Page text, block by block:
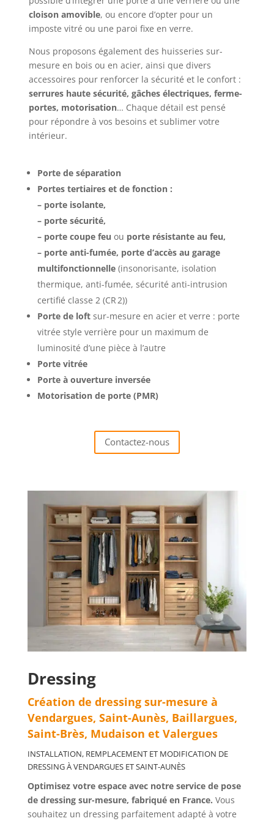
cloison amovible, ou encore d’opter pour un
imposte vitré ou une paroi fixe en verre.
Nous proposons également des huisseries sur-
mesure en bois ou en acier, ainsi que divers
accessoires pour renforcer la sécurité et le confort :
serrures haute sécurité, gâches électriques, ferme-
portes, motorisation… Chaque détail est pensé
pour répondre à vos besoins et sublimer votre
intérieur.
Porte de séparation
Portes tertiaires et de fonction :
– porte isolante,
– porte sécurité,
– porte coupe feu ou porte résistante au feu,
– porte anti-fumée, porte d’accès au garage
multifonctionnelle (insonorisante, isolation
thermique, anti-fumée, sécurité anti-intrusion
certifié classe 2 (CR 2))
Porte de loftsur-mesure en acier et verre : porte
vitrée style verrière pour un maximum de
luminosité d’une pièce à l’autre
Porte vitrée
Porte à ouverture inversée
Motorisation de porte (PMR)
Contactez-nous
Dressing
Création de dressing sur-mesure à
Vendargues, Saint-Aunès, Baillargues,
Saint-Brès, Mudaison et Valergues
INSTALLATION, REMPLACEMENT ET MODIFICATION DE
DRESSINGÀVENDARGUES ET SAINT-AUNÈS
Optimisez votre espace avec notre service de pose
de dressing sur-mesure, fabriqué en France. Vous
souhaitez un dressing parfaitement adapté à votre